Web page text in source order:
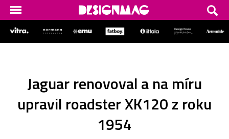
Jaguar renovoval a na míru
upravil roadster XK120 z roku
1954